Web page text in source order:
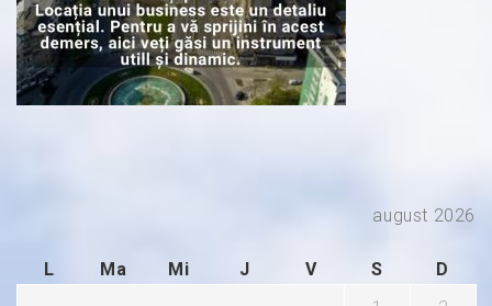
august 2026
L Ma Mi J V S
D